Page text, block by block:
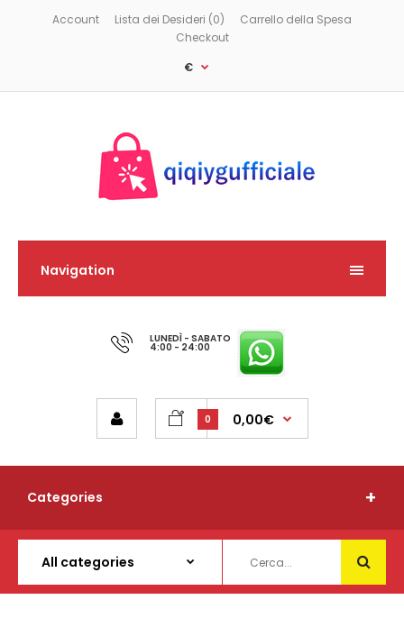
Account Lista dei Desideri (0)
Carrello della Spesa
Checkout
€
Navigation
LUNEDÌ - SABATO
4:00 - 24:00
0 0,00€
Categories